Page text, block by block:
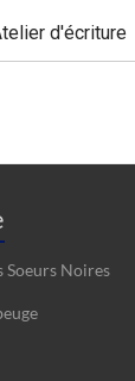
d'écriture
Soeurs Noires